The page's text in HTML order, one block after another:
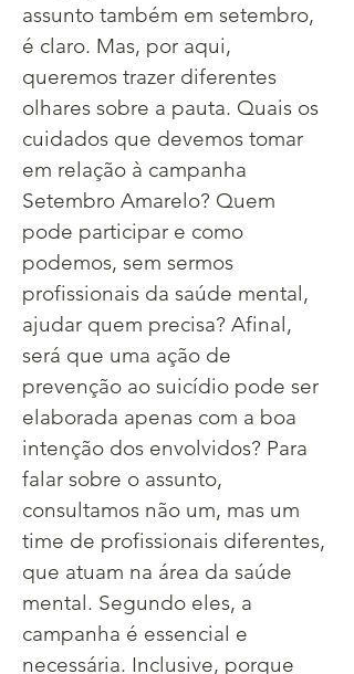
assunto também em setembro,
é claro. Mas, por aqui,
queremos trazer diferentes
olhares sobre a pauta. Quais os
cuidados que devemos tomar
em relação à campanha
Setembro Amarelo? Quem
pode participar e como
podemos, sem sermos
profissionais da saúde mental,
ajudar quem precisa? Afinal,
será que uma ação de
prevenção ao suicídio pode ser
elaborada apenas com a boa
intenção dos envolvidos? ​Para
falar sobre o assunto,
consultamos não um, mas um
time de profissionais diferentes,
que atuam na área da saúde
mental. Segundo eles, a
campanha é essencial e
necessária. Inclusive, porque